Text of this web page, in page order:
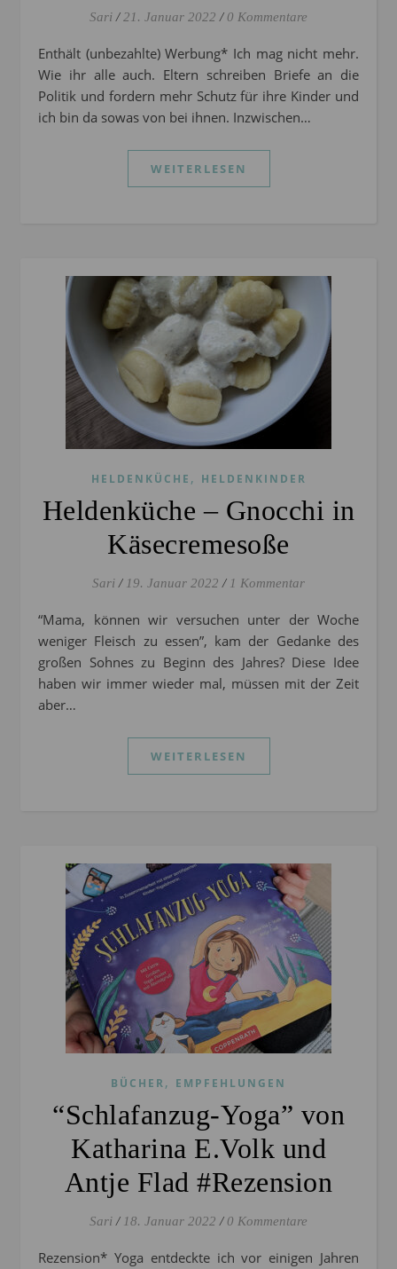
Sari / 21. Januar 2022 / 0 Kommentare
Enthält (unbezahlte) Werbung* Ich mag nicht mehr.
Wie ihr alle auch. Eltern schreiben Briefe an die
Politik und fordern mehr Schutz für ihre Kinder und
ich bin da sowas von bei ihnen. Inzwischen…
WEITERLESEN
HELDENKÜCHE , HELDENKINDER
Heldenküche – Gnocchi in
Käsecremesoße
Sari / 19. Januar 2022 / 1 Kommentar
“Mama, können wir versuchen unter der Woche
weniger Fleisch zu essen”, kam der Gedanke des
großen Sohnes zu Beginn des Jahres? Diese Idee
haben wir immer wieder mal, müssen mit der Zeit
aber…
WEITERLESEN
BÜCHER, EMPFEHLUNGEN
“Schlafanzug-Yoga” von
Katharina E.Volk und
Antje Flad #Rezension
Sari / 18. Januar 2022 / 0 Kommentare
Rezension* Yoga entdeckte ich vor einigen Jahren